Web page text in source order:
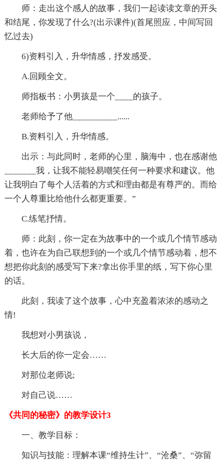
师：走出这个感人的故事，我们一起读读文章的开头
和结尾，你发现了什么?(出示课件)(首尾照应，中间写回
忆过去)
6)资料引入，升华情感，抒发感受。
A.回顾全文。
师指板书：小男孩是一个____的孩子。
老师给予了他__________......
B.资料引入，升华情感。
出示：与此同时，老师的心里，脑海中，也在感谢他
_______我，让我不能轻易嘲笑任何一种要求和建议。他
让我明白了每个人活着的方式和理由都是有尊严的。而给
一个人尊重比给他什么都更重要。”
C.练笔抒情。
师：此刻，你一定在为故事中的一个或几个情节感动
着，也许在为自己联想到的一个或几个情节感动着，想不
想把你此刻的感受写下来?拿出你手里的纸，写下你心里
的话。
此刻，我读了这个故事，心中充盈着浓浓的感动之
情!
我想对小男孩说，
长大后的你一定会……
对那位老师说;
对自己说……
《共同的秘密》的教学设计3
一、教学目标：
知识与技能：理解本课“维持生计”、“沧桑”、“弥留